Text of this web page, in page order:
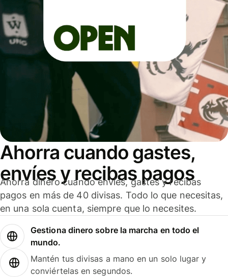
Ahorra cuando gastes,
envíes y recibas pagos
Ahorra dinero cuando envíes, gastes y recibas
pagos en más de 40 divisas. Todo lo que necesitas,
en una sola cuenta, siempre que lo necesites.
Gestiona dinero sobre la marcha en todo el
mundo.
Mantén tus divisas a mano en un solo lugar y
conviértelas en segundos.